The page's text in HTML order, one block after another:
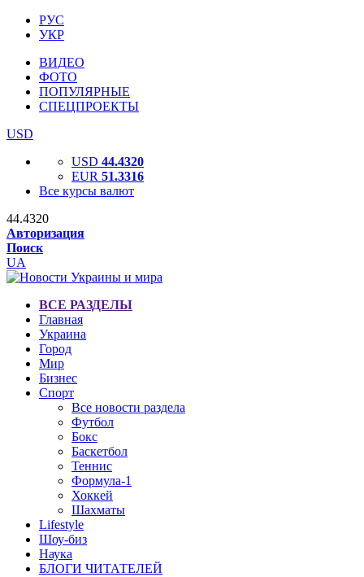
РУС
УКР
ВИДЕО
ФОТО
ПОПУЛЯРНЫЕ
СПЕЦПРОЕКТЫ
USD
USD 44.4320
EUR 51.3316
Все курсы валют
44.4320
Авторизация
Поиск
UA
ВСЕ РАЗДЕЛЫ
Главная
Украина
Город
Мир
Бизнес
Спорт
Все новости раздела
Футбол
Бокс
Баскетбол
Теннис
Формула-1
Хоккей
Шахматы
Lifestyle
Шоу-биз
Наука
БЛОГИ ЧИТАТЕЛЕЙ